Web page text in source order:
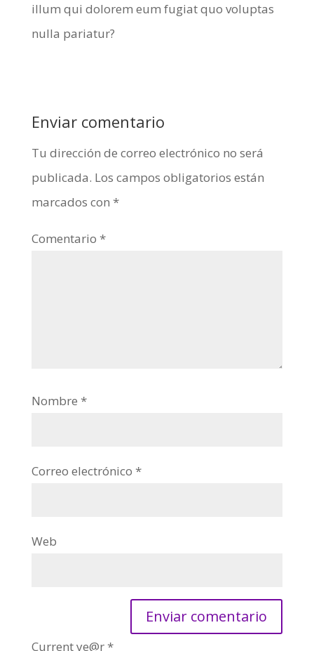
illum qui dolorem eum fugiat quo voluptas
nulla pariatur?
Enviar comentario
Tu dirección de correo electrónico no será
publicada. Los campos obligatorios están
marcados con *
Comentario *
Nombre *
Correo electrónico *
Web
Current ye@r *